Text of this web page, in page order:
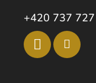
+420 737